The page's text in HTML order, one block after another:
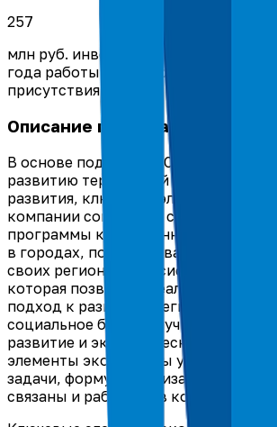
257
млн руб. инвестиций Фонда
года работы в секторе НКО на
присутствия
Описание проекта
В основе подхода ПАО «ГМК
развитию территорий – экосистема
развития, ключевые элементы
компании совместно с жителями
программы качественного
в городах, поддерживая
своих регионов. Экосистема –
которая позволяет реализовать
подход к развитию регионов,
социальное благополучие,
развитие и экономическое
элементы экосистемы уникальны,
задачи, форму, организацию, но так
связаны и работают в комплексе.